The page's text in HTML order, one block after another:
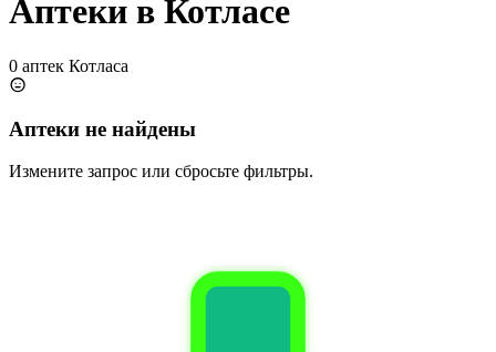
Аптеки в Котласе
0 аптек Котласа
Аптеки не найдены
Измените запрос или сбросьте фильтры.